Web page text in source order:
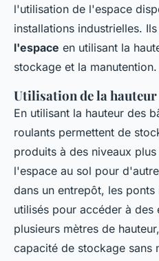
l'utilisation de l'espace
installations industrielles.
l'espace en utilisant la
stockage et la manutention.
Utilisation de la hauteur
En utilisant la hauteur des
roulants permettent de
produits à des niveaux
l'espace au sol pour
dans un entrepôt, les
utilisés pour accéder à des
plusieurs mètres de
capacité de stockage sans